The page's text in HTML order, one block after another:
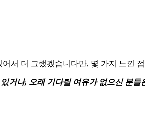
서 더 그랬겠습니다만, 몇 가지 느낀
거나, 오래 기다릴 여유가 없으신 분들